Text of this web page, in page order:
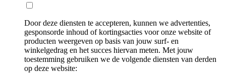
Door deze diensten te accepteren, kunnen we advertenties,
gesponsorde inhoud of kortingsacties voor onze website of
producten weergeven op basis van jouw surf- en
winkelgedrag en het succes hiervan meten. Met jouw
toestemming gebruiken we de volgende diensten van derden
op deze website: